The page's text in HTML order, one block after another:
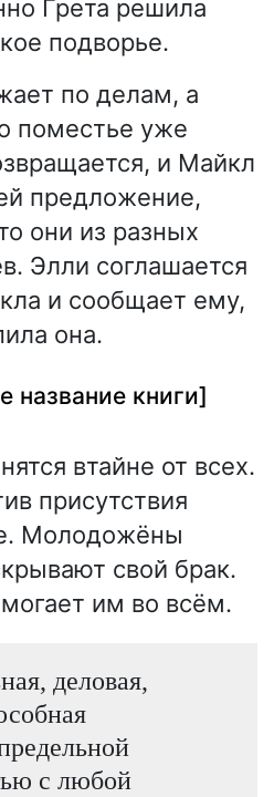
Грета решила
подворье.
по делам, а
поместье уже
и Майкл
предложение,
они из разных
Элли соглашается
и сообщает ему,
она.
название книги]
втайне от всех.
присутствия
Молодожёны
свой брак.
им во всём.
деловая,
с любой